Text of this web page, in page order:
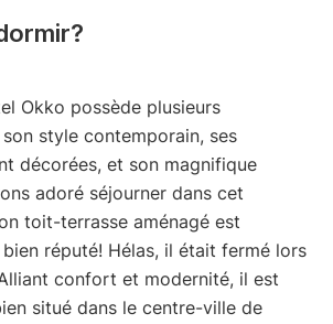
Okko possède plusieurs
style contemporain, ses
décorées, et son magnifique
adoré séjourner dans cet
toit-terrasse aménagé est
réputé! Hélas, il était fermé lors
confort et modernité, il est
situé dans le centre-ville de